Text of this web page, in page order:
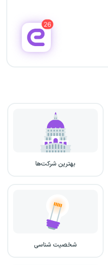
بهترین شرکت‌ها
شخصیت شناسی